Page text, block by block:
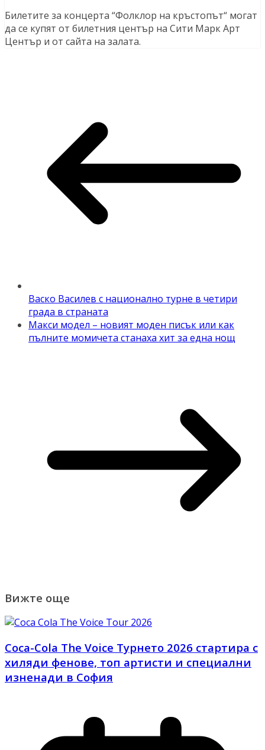
Билетите за концерта “Фолклор на кръстопът“ могат
да се купят от билетния център на Сити Марк Арт
Център и от сайта на залата.
Васко Василев с национално турне в четири
града в страната
Макси модел – новият моден писък или как
пълните момичета станаха хит за една нощ
Вижте още
Coca-Cola The Voice Турнето 2026 стартира с
хиляди фенове, топ артисти и специални
изненади в София